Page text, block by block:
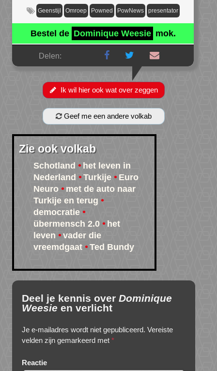
Geenstijl Omroep Powned PowNews presentator
Bestel de Dominique Weesie mok.
Delen:
Ik wil hier ook wat over zeggen
Geef me een andere volkab
Zie ook volkab
Schotland
het leven in
Nederland
Turkije
Euro
Neuro
met de auto naar
Turkije en terug
democratie
übermensch 2.0
het
leven
vader die
vreemdgaat
Ted Bundy
Deel je kennis over Dominique
Weesie en verlicht
Je e-mailadres wordt niet gepubliceerd. Vereiste
velden zijn gemarkeerd met *
Reactie